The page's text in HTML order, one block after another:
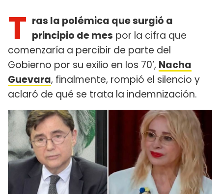
T ras la polémica que surgió a
principio de mes por la cifra que
comenzaría a percibir de parte del
Gobierno por su exilio en los 70’, Nacha
Guevara, finalmente, rompió el silencio y
aclaró de qué se trata la indemnización.